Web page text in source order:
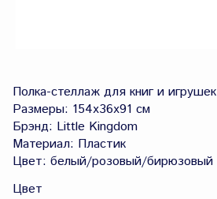
Полка-стеллаж для книг и игрушек
Размеры: 154х36х91 см
Брэнд: Little Kingdom
Материал: Пластик
Цвет: белый/розовый/бирюзовый
Цвет